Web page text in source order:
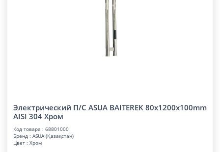
Электрический П/С ASUA BAITEREK 80x1200x100mm
AISI 304 Хром
Код товара : 68801000
Бренд : ASUA (Қазақстан)
Цвет : Хром